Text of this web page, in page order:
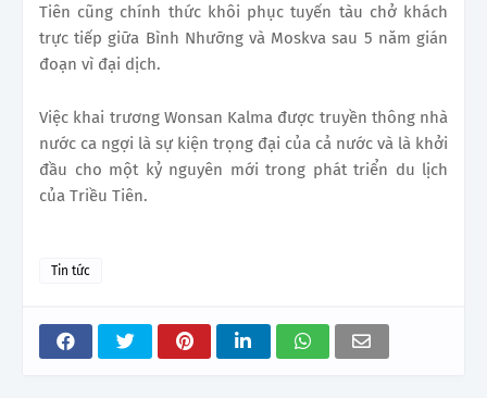
Tiên cũng chính thức khôi phục tuyến tàu chở khách
trực tiếp giữa Bình Nhưỡng và Moskva sau 5 năm gián
đoạn vì đại dịch.
Việc khai trương Wonsan Kalma được truyền thông nhà
nước ca ngợi là sự kiện trọng đại của cả nước và là khởi
đầu cho một kỷ nguyên mới trong phát triển du lịch
của Triều Tiên.
Tin tức